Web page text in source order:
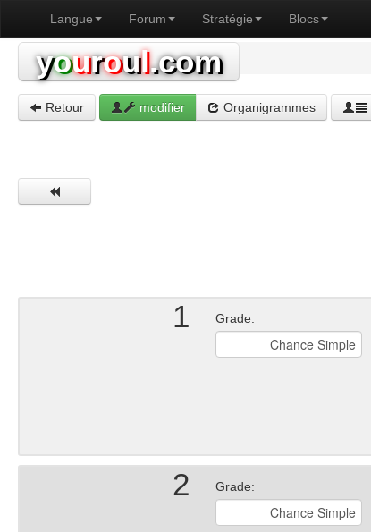
Langue Forum Stratégie Blocs
youroul.com
Retour modifier Organigrammes
1 Grade:
2 Grade: